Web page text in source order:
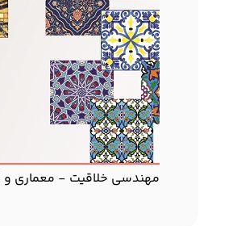
مهندسی خلاقیت - معماری و